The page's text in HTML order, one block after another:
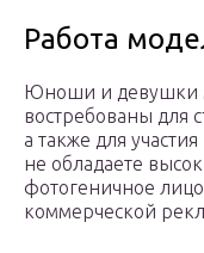
Работа
Юноши и девушки
востребованы для
а также для
не обладаете
фотогеничное
коммерческой